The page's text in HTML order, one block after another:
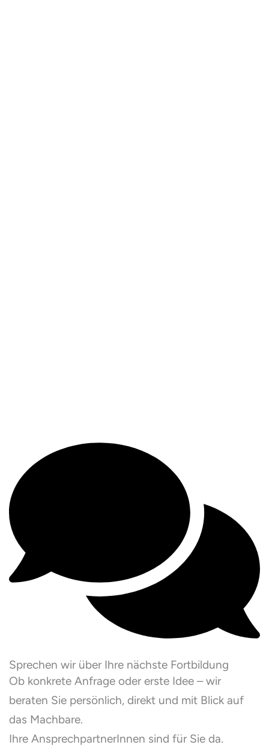
Sprechen wir über Ihre nächste Fortbildung
Ob konkrete Anfrage oder erste Idee – wir
beraten Sie persönlich, direkt und mit Blick auf
das Machbare.
Ihre AnsprechpartnerInnen sind für Sie da.